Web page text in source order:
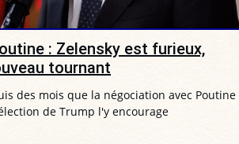
: Zelensky est furieux,
tournant
des mois que la négociation avec Poutine
de Trump l'y encourage